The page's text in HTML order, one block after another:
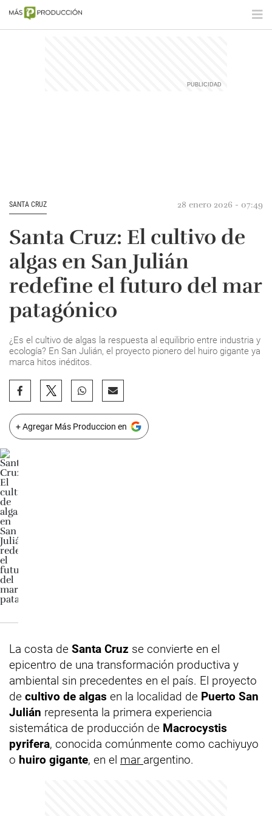
SANTA CRUZ 28 enero 2026 - 07:49
Santa Cruz: El cultivo de
algas en San Julián
redefine el futuro del mar
patagónico
¿Es el cultivo de algas la respuesta al equilibrio entre industria y
ecología? En San Julián, el proyecto pionero del huiro gigante ya
marca hitos inéditos.
+ Agregar Más Produccion en
La costa de Santa Cruz se convierte en el
epicentro de una transformación productiva y
ambiental sin precedentes en el país. El proyecto
de cultivo de algas en la localidad de Puerto San
Julián representa la primera experiencia
sistemática de producción de Macrocystis
pyrifera, conocida comúnmente como cachiyuyo
o huiro gigante, en el mar argentino.